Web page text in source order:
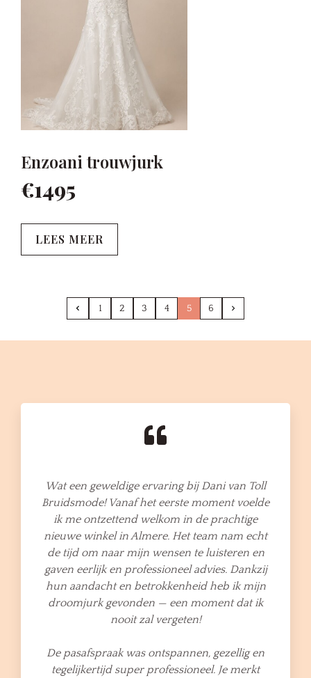
Enzoani trouwjurk
€1495
LEES MEER
1 2 3 4 5 6
Wat een geweldige ervaring bij Dani van Toll
Bruidsmode! Vanaf het eerste moment voelde
ik me ontzettend welkom in de prachtige
nieuwe winkel in Almere. Het team nam echt
de tijd om naar mijn wensen te luisteren en
gaven eerlijk en professioneel advies. Dankzij
hun aandacht en betrokkenheid heb ik mijn
droomjurk gevonden — een moment dat ik
nooit zal vergeten!
De pasafspraak was ontspannen, gezellig en
tegelijkertijd super professioneel. Je merkt